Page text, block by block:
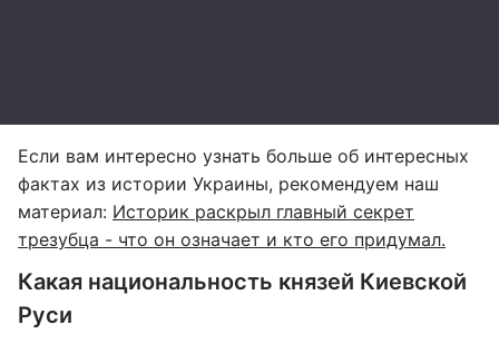
Если вам интересно узнать больше об интересных
фактах из истории Украины, рекомендуем наш
материал: Историк раскрыл главный секрет
трезубца - что он означает и кто его придумал.
Какая национальность князей Киевской
Руси